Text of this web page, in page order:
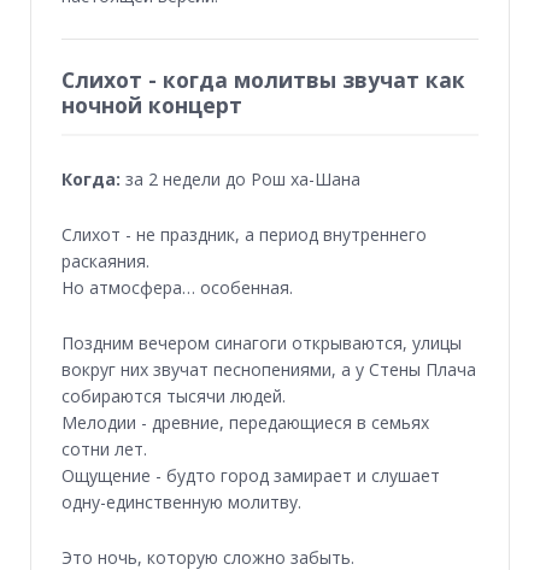
Слихот - когда молитвы звучат как
ночной концерт
Когда: за 2 недели до Рош ха-Шана
Слихот - не праздник, а период внутреннего
раскаяния.
Но атмосфера… особенная.
Поздним вечером синагоги открываются, улицы
вокруг них звучат песнопениями, а у Стены Плача
собираются тысячи людей.
Мелодии - древние, передающиеся в семьях
сотни лет.
Ощущение - будто город замирает и слушает
одну-единственную молитву.
Это ночь, которую сложно забыть.